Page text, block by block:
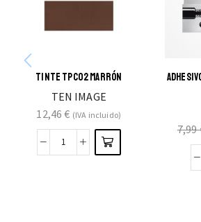
TINTE TPC02 MARRÓN
TEN IMAGE
12,46€ (IVA incluido)
7,99